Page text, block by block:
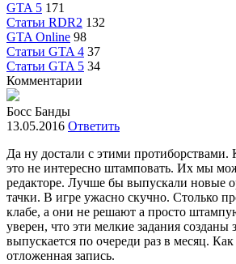
GTA 5 171
Статьи RDR2 132
GTA Online 98
Статьи GTA 4 37
Статьи GTA 5 34
Комментарии
Босс Банды
13.05.2016 Ответить
Да ну достали с этими протиборствами.
это не интересно штамповать. Их мы
редакторе. Лучше бы выпускали новые
тачки. В игре ужасно скучно. Столько
клабе, а они не решают а просто
уверен, что эти мелкие задания созданы
выпускается по очереди раз в месяц.
отложенная запись.